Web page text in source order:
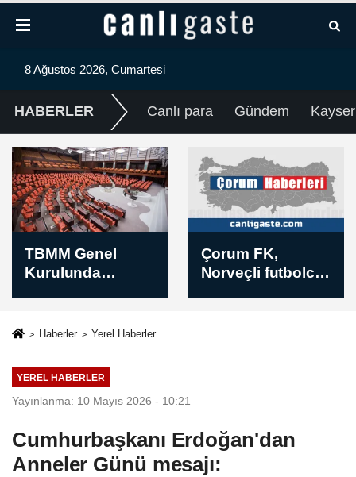
8 Ağustos 2026, Cumartesi
HABERLER Canlı para Gündem
Çorum FK,
Norveçli futbolcu
renklerine bağladı
Futbol: Trendyol
1. Lig
Haberler Yerel Haberler
YEREL HABERLER
Yayınlanma: 10 Mayıs 2026 - 10:21
Cumhurbaşkanı Erdoğan'dan
Anneler Günü mesajı: